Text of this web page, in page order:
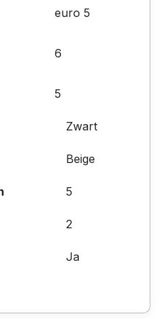
euro 5
6
5
Zwart
Beige
5
2
Ja